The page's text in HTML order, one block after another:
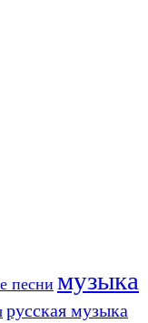
песни музыка
русская музыка